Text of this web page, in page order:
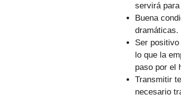
servirá
Buena
dramáticas.
Ser
lo que la
paso por el
Transmitir
necesario